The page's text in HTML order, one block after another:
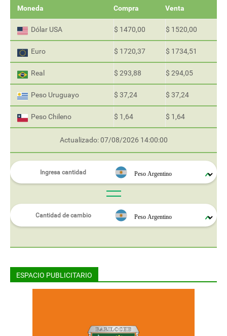
Moneda Compra Venta
Dólar USA $ 1470,00 $ 1520,00
Euro $ 1720,37 $ 1734,51
Real $ 293,88 $ 294,05
Peso Uruguayo $ 37,24 $ 37,24
Peso Chileno $ 1,64 $ 1,64
Actualizado: 07/08/2026 14:00:00
ESPACIO PUBLICITARIO